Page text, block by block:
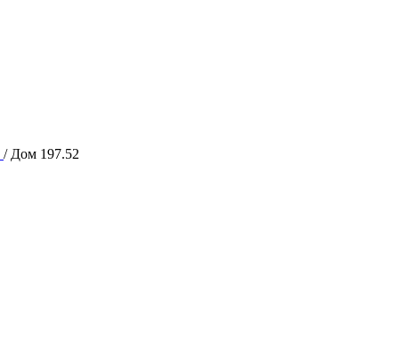
/ Дом 197.52